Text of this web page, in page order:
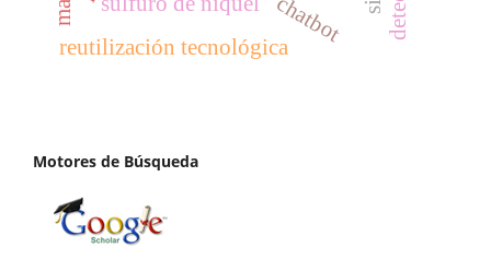
chatbot
reutilización tecnológica
Motores de Búsqueda